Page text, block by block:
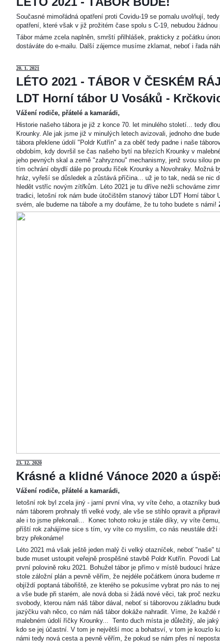
Současné mimořádná opatření proti Covidu-19 se pomalu uvolňují,
opatření, které však v již prožitém čase spolu s C-19, nebudou žádnou
Tábor máme zcela naplněn, smrští přilhlášek, prakticky z počátku
dostáváte do e-mailu. Další zájemce musíme zklamat, neboť i řada
20. 1. 2021
LÉTO 2021 - TÁBOR V ČESKÉM
LDT Horní tábor U Vosáků -
Vážení rodiče, přátelé a kamarádi,
Historie našeho tábora je již z konce 70. let minulého století... tedy
Krounky. Ale jak jsme již v minulých letech avizovali, jednoho dne
tábora překlene údolí "Poldr Kutřín" a za oběť tedy padne i naše
obdobím, kdy dovršil se čas našeho bytí na březích Krounky v
jeho pevných skal a země "zahryznou" mechanismy, jenž svou silou
tím ochrání obydlí dále po proudu říček Krounky a Novohraky. Možná
hráz, vyřeší se důsledek a zůstává příčina... už je to tak, nedá se nic
hledět vstříc novým zítřkům. Léto 2021 je tu dříve nežli schováme
tradici, letošní rok nám bude útočištěm stanový tábor LDT Horní tábor
svém, ale budeme na táboře a my doufáme, že tu toho budete s námi!
23. 12. 2020
Krásné a klidné Vánoce 2020 a
Vážení rodiče, přátelé a kamarádi,
letošní rok byl zcela jiný - jarní první vlna, vy víte čeho, a otazníky
nám táborem prohnaly tři velké vody, ale vše se stihlo opravit a
ale i to jsme překonali... Konec tohoto roku je stále díky, vy víte
příští rok zahájíme sice s tím, vy víte co myslím, co nás neustále
brzy překonáme!
Léto 2021 má však ještě jeden malý či velký otazníček, neboť "naše"
bude muset ustoupit veřejně prospěšné stavbě Poldr Kutřín. Povodí
první polovině roku 2021. Bohužel tábor je přímo v místě budoucí
stole záložní plán a pevně věřím, že nejdéle počátkem února
objíždí poptaná tábořiště, ze kterého se pokusíme vybrat pro nás to
a vše bude při starém, ale nová doba si žádá nové věci, tak proč
svobody, kterou nám náš tábor dával, neboť si táborovou základnu
jazýčku vah něco, co nám náš tábor dokáže nahradit. Víme, že
malebném údolí říčky Krounky... Tento duch místa je důležitý, ale
kdo se jej účastní. V tom je největší moc a bohatsví, v tom je kouzlo
námi tedy nová cesta a pevně věřím, že pokud se nám přes ní